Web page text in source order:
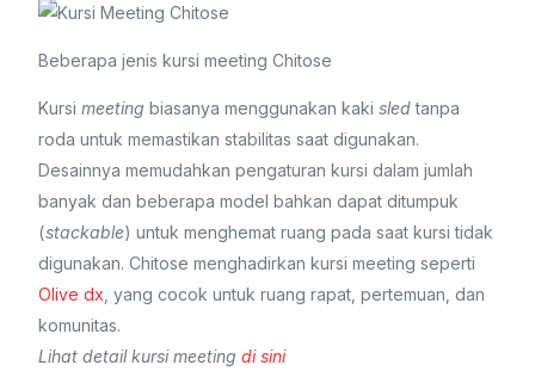
Beberapa jenis kursi meeting Chitose
Kursimeeting biasanya menggunakan kakisledtanpa
roda untuk memastikan stabilitas saat digunakan.
Desainnya memudahkan pengaturan kursi dalam jumlah
banyak dan beberapa model bahkan dapat ditumpuk
(stackable) untuk menghemat ruang pada saat kursi tidak
digunakan. Chitose menghadirkan kursi meeting seperti
Olive dx , yang cocok untuk ruang rapat, pertemuan, dan
komunitas.
Lihat detail kursi meetingdi sini